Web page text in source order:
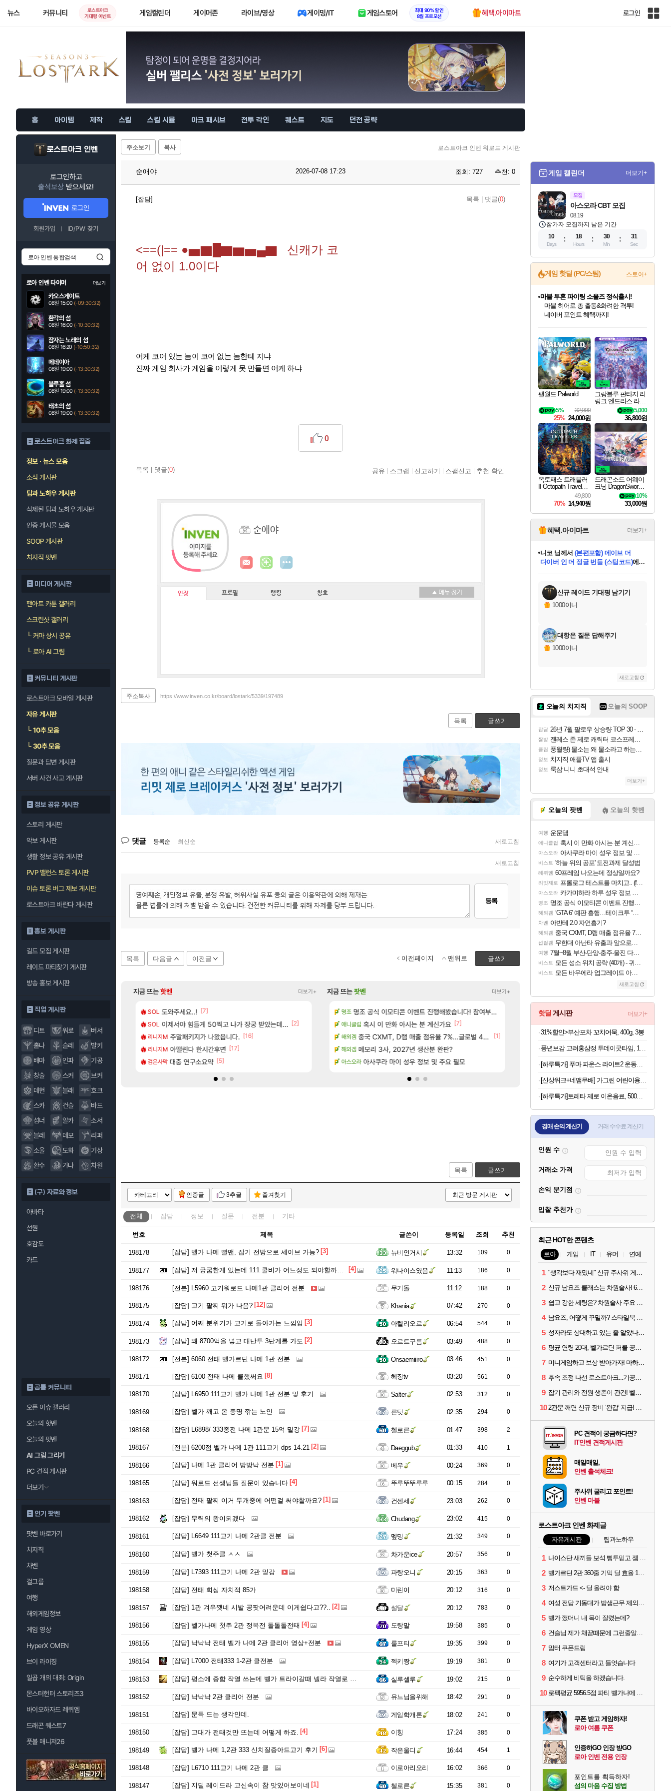
뉴스 커뮤니티
로스트아크
기대평 이벤트
게임캘린더 게이머존 라이브/영상 게이밍/IT 게임스토어
최대 90% 할인
8월 프로모션
혜택.아이마트 로그인
인
홈 아이템 제작 스킬 스킬 시뮬 아크 패시브 전투 각인 퀘스트 지도 던전 공략
로스트아크 인벤
로그인하고
출석보상 받으세요!
로그인
회원가입 ID/PW 찾기
로아 인벤 타이머 더보기
카오스게이트
08일 15:00 (-09:30:31)
환각의 섬
08일 16:00 (-10:30:31)
잠자는 노래의 섬
08일 16:20 (-10:50:31)
메데이아
08일 19:00 (-13:30:31)
블루홀 섬
08일 19:00 (-13:30:31)
태초의 섬
08일 19:00 (-13:30:31)
로스트아크 화제 집중
정보 · 뉴스 모음
소식 게시판
팁과 노하우 게시판
삭제된 팁과 노하우 게시판
인증 게시물 모음
SOOP 게시판
치지직 팟벤
미디어 게시판
팬아트 카툰 갤러리
스크린샷 갤러리
└커마 상시 공유
└로아 AI 그림
커뮤니티 게시판
로스트아크 모바일 게시판
자유 게시판
└10추 모음
└30추 모음
질문과 답변 게시판
서버 사건 사고 게시판
정보 공유 게시판
스토리 게시판
악보 게시판
생활 정보 공유 게시판
PVP 밸런스 토론 게시판
이슈 토론 버그 제보 게시판
로스트아크 바란다 게시판
홍보 게시판
길드 모집 게시판
레이드 파티찾기 게시판
방송 홍보 게시판
직업 게시판
디트 워로
버서
홀나
슬레
발키
배마
인파
기공
창술
스커
브커
데헌
블래
호크
스카
건슬
바드
섬너
알카
소서
블레
데모
리퍼
소울
도화
기상
환수
가나 차원
(구) 자료와 정보
아바타
선원
호감도
카드
공통 커뮤니티
오픈 이슈 갤러리
오늘의 핫벤
오늘의 팟벤
AI 그림 그리기
PC 견적 게시판
더보기
인기 팟벤
팟벤 바로가기
치지직
차벤
걸그룹
여행
해외게임정보
게임 영상
HyperX OMEN
브이 라이징
일곱 개의 대죄: Origin
몬스터헌터 스토리즈3
바이오하자드 레퀴엠
드래곤 퀘스트7
풋볼 매니저26
주소보기 복사 로스트아크 인벤 워로드 게시판
순애야 2026-07-08 17:23 조회: 727 추천: 0
[잡담] 목록 댓글(0)
<==(|== ●▅▇█▇▆▅▄▇ 신캐가 코
어 없이 1.0이다
어케 코어 있는 놈이 코어 없는 놈한테 지냐
진짜 게임 회사가 게임을 이렇게 못 만들면 어케 하냐
목록 댓글(0)
0
공유 스크랩 신고하기 스팸신고 추천 확인
순애야
인장 프로필 랭킹 칭호
주소복사 https://www.inven.co.kr/board/lostark/5339/197489
목록 글쓰기
댓글 등록순 최신순 새로고침
새로고침
등록
목록 다음글 이전글 글쓰기
이전페이지 맨위로
지금 뜨는핫벤 더보기+
프 클릭 미스낫네 [120]
본사에서 연락왔음
세팅 사이트 개발자입니다 [184]
호날두 노쇼사건의 진실 ㅁㅊㄷㄷㄷㄷ
진 호날두 노쇼사건의 진실 ㅁㅊㄷㄷㄷㄷ
SOL 도와주세요..! [7]
SOL 이제서야 힘들게 50찍고 나가 장궁 받았는데... [2]
리니지M 주말패키지가 나왔읍니다. [16]
리니지M 아떨린다 한시간후면 [17]
검은사막 대충 연구소요약 [5]
검은사막 풍풍풍 군왕주차가 씹이득 가성비라고 ???? [9]
오버워치 이유나 2D 일러스트 올라왔었네 [6]
FCO 02년생 헬스녀 레깅스핏 ㄷㄷ [19]
메이플 베라서버 1위길드 내 대규모 인원이탈종용 추정사건
메이플 ㅇㅂ)진짜 개웃기네 ㅋㅋ [49]
씨발 컬프프 클릭 미스낫네
메이플 파리바게트 본사에서 연락왔음 [135]
☆무료☆ 템세팅 사이트 개발자입니다
드디어 밝혀진 호날두 노쇼사건의 진실 ㅁㅊㄷㄷㄷㄷ
드디어 밝혀진 호날두 노쇼사건의 진실 ㅁㅊㄷㄷㄷㄷ
지금 뜨는팟벤 더보기+
오라 성우 정보 및 출연작 모음
소 위치 공략 (40개) - 귀환한 영혼 도전과제
츠 아키나 성우 정보 및 주요 필모
내] 남해 독일마을
[1]
로그 테스트를 마치고.. (feat. 리아)
비스트 모든 바우에라 업그레이드 아이템 획득 위치 공략 (89개)
GTA6 8월 28일 넷플릭스에서 예고편 공개 예정
아스오라 카가미하라 하루 성우 정보 및 주요 필모
비스트 모든 엘리트 골렘 위치 공략 (30개) - 방랑 결투가
비스트 모든 요리/작물 책 획득 위치 공략 (36개) - 미식가 도전과제
명조 명조 공식 이모티콘 이벤트 진행해봤습니다! 참여부터 추첨까지????
애니클립 혹시 이 만화 아시는 분 계신가요 [7]
해외겜 중국 CXMT, D램 매출 점유율 7%…글로벌 4위로 부상
[1]
해외겜 메모리 3사, 2027년 생산분 완판?
아스오라 아사쿠라 마이 성우 정보 및 주요 필모
아스오라 아스오라 성우 정보 및 출연작 모음
비스트 모든 성소 위치 공략 (40개) - 귀환한 영혼 도전과
아스오라 아키츠 아키나 성우 정보 및 주요 필모
[여행_국내] 남해 독일마을 [1]
리밋제로 프롤로그 테스트를 마치고.. (feat. 리아)
목록 글쓰기
인증글 3추글 즐겨찾기
전체 잡담 정보 질문 전분 기타
번호 제목 글쓴이 등록일 조회 추천
198178 [잡담] 벨가 나메 빨맨, 잡기 전방으로 세이브 가능? [3] 뉴비인거시 13:32 109 0
198177 [잡담] 저 궁굼한게 있는데 111 쿨비가 어느정도 되야할까요? [4] 워나이스였음 11:13 186 0
198176 [전분] L5960 고기워로드 나메1관 클리어 전분 무기돌 11:12 188 0
198175 [잡담] 고기 팔찌 뭐가 나음? [12] Khania 07:42 270 0
198174 [잡담] 어째 분위기가 고기로 돌아가는 느낌임 [3] 아켈리오르 06:54 544 0
198173 [잡담] 왜 8700억을 넣고 대난투 3단계를 가도 [2] 오르트구름 03:49 488 0
198172 [전분] 6060 전태 벨가르딘 나메 1관 전분 Onsaemiiiro 03:46 451 0
198171 [잡담] 6100 전태 나메 클했써요 [8] 헤징tv 03:20 561 0
198170 [잡담] L6950 111고기 벨가 나메 1관 전분 및 후기 Salter 02:53 312 0
198169 [잡담] 벨가 깨고 온 증명 깎는 노인 른딧 02:35 294 0
198168 [잡담] L6898/ 333종전 나메 1관문 15억 밑강 [7] 첼로른 01:47 398 2
198167 [전분] 6200점 벨가 나메 1관 111고기 dps 14.21 [2] Daeggub 01:33 410 1
198166 [잡담] 나메 1관 클리어 방방낙 전분 [1] 베우 00:24 369 0
198165 [잡담] 워로드 선생님들 질문이 있습니다 [4] 뚜루뚜뚜루루 00:15 284 0
198163 [잡담] 전태 팔찌 이거 두개중에 어떤걸 써야할까요? [1] 건센세 23:03 262 0
198162 [잡담] 무력의 왕이되겠다 Chudang 23:02 415 0
198161 [잡담] L6649 111고기 나메 2관클 전분 멮밍 21:32 349 0
198160 [잡담] 벨가 첫주클 ㅅㅅ 차가운ice 20:57 356 0
198159 [잡담] L7393 111고기 나메 2관 밑강 파랑오니 20:15 363 0
198158 [잡담] 전태 회심 자치적 85가 미린이 20:12 316 0
198157 [잡담] 1관 겨우깻네 시발 공팟어려운데 이게쉽다고??.. [2] 설달 20:12 783 0
198156 [잡담] 벨가나메 첫주 2관 정복전 돌돌돌전태 [4] 도랑말 19:58 385 0
198155 [잡담] 낙낙낙 전태 벨가 나메 2관 클리어 영상+전분 룰프티 19:35 399 0
198154 [잡담] L7000 전태333 1-2관 클전분 젝키짱 19:19 381 0
198153 [잡담] 평소에 증함 작열 쓰는데 벨가 트라이갈때 넬라 작열로 바꿀까요? 실루셀루 19:02 215 0
198152 [잡담] 낙낙낙 2관 클리어 전분 유느님을위해 18:42 291 0
198151 [잡담] 문득 드는 생각인데. 게임학개론 18:02 241 0
198150 [잡담] 고대가 전태것만 뜨는데 어떻게 하죠. [4] 이힝 17:24 385 0
198149 [잡담] 벨가 나메 1,2관 333 신치질증아드고기 후기 [6] 작은울디 16:44 454 1
198148 [잡담] L6710 111고기 나메 2관 클 이로아리오리 16:02 366 0
198147 [잡담] 지딜 레이드라 고신속이 참 맛있어보이네 [1] 첼로른 15:35 381 0
게임 캘린더 더보기+
모집
08.19
아스오라 CBT 모집
참가자 모집까지 남은 기간
10
Days
18
Hours
30
Min
30
Sec
게임 핫딜 (PC/스팀) 스토어+
최대 90% 할인가를 만나보세요!
네이버혜택과 함께 만나보세요!
50%할인&추가 적립까지!
마블 투혼 파이팅 소울즈 정식출시!
마블 히어로 총 출동&화려한 격투!
네이버 포인트 혜택까지!
귀무자: 검의 길 예약 판매 중!
네이버 혜택가와 함께 예약하세요!
할인&네이버혜택으로 만나보세요!
네이버페이 혜택과 만나보세요!
40주년 프로모션으로 만나보세요!
할인가에 만나보세요!
일부 에디션 상시 할인!
혜택으로 예약 판매 중
편안하게 충전하세요
팰월드 Palworld
32,000
5%
25% 24,000원
그랑블루 판타지 리
링크 엔드리스 라그
나로크 업그레이드
킷 Granblue Fantasy
Relink Endless Ragn
arok Upgrade Kit DL
C
5,000
36,800원
옥토패스 트래블러
II Octopath Traveler I
49,800
70% 14,940원
드래곤소드 어웨이
크닝 DragonSword A
10%
33,000원
혜택.아이마트 더보기+
교환.
당첨되셨습니다.
니코님께서 (본편포함) 데이브 더
다이버 인 더 정글 번들 (스팀코드)에
당첨되셨습니다.
당첨되셨습니다.
당첨되셨습니다.
당첨되셨습니다.
당첨되셨습니다.
에디션 (스팀코드)를 교환.
당첨되셨습니다.
신규 레이드 기대평 남기기
1000이니
대항온 질문 답해주기
1000이니
새로고침
오늘의 치지직 오늘의 SOOP
잡담 26년 7월 팔로우 상승량 TOP 30 - 월간 치지직
짤방 젠레스 존 제로 캐릭터 코스프레한 꽁주
클립 풍월량) 물소는 왜 물소라고 하는거야? 아! 그만 ㅋㅋ
정보 치지직 애플TV 앱 출시
정보 룩삼 니니 초대석 안내
더보기+
오늘의 팟벤 오늘의 핫벤
여행 운문댐
애니클립 혹시 이 만화 아시는 분 계신가요
아스오라 아사쿠라 마이 성우 정보 및 주요 필모
비스트 '하늘 위의 공포' 도전과제 달성법
레퀴엠 60프레임 나오는데 정상일까요?
리밋제로 프롤로그 테스트를 마치고.. (feat. 리아)
아스오라 카가미하라 하루 성우 정보 및 주요 필모
명조 명조 공식 이모티콘 이벤트 진행해봤습니다! 참여부터 추첨까지????
해외겜 ‘GTA 6’ 예판 흥행…테이크투 “내부 예상 크게 넘어”
차벤 아반테 2.0 자연흡기?
해외겜 중국 CXMT, D램 매출 점유율 7%…글로벌 4위로 부상
섭컬겜 무한대 아난타 유출과 앞으로의 예상 (루머)
여행 7월~8월 부산-단양-충주-울진 다녀왔어요~
비스트 모든 성소 위치 공략 (40개) - 귀환한 영혼 도전과제
비스트 모든 바우에라 업그레이드 아이템 획득 위치 공략 (89개)
새로고침
핫딜 게시판 더보기+
31%할인>부산포차 꼬치어묵, 400g, 3봉
[하루특가]토레타 제로 이온음료, 500ml, 24개
경매 손익 계산기 거래 수수료 계산기
인원 수
거래소 가격
손익 분기점
입찰 추천가
최근 HOT한 콘텐츠
로아 게임 IT 유머 연예
1 "생각보다 재밌네" 신규 주사위 게임 티카투카 호평
2 신규 남요즈 클래스는 차원술사! 6월 20일 로아온 썸머 정리
3 쉽고 강한 세팅은? 차원술사 주요 빌드와 스킬 코드
4 남요즈, 어떻게 꾸밀까? 스타일북 인기 차원술사 커스터마이즈
5 성자라도 상대하고 있는 줄 알았나? 벨가르딘 이모저모
6 평균 연령 20대, 벨가르딘 퍼클 공대 '영로티'를 만나다
7 미니게임하고 보상 받아가자! 마하라카 썸머 캠프 할 일은?
8 후속 조정 나선 로스트아크...기공사, 차원술사 하향
9 잡기 관리와 전원 생존이 관건! 벨가르딘 유물 칭호 획득방법 정리
10 2관문 깨면 신규 장비 ‘완갑’ 지급! 그림자 레이드 벨가르딘 공개
PC 견적이 궁금하다면?
IT인벤 견적게시판
매일매일,
인벤 출석체크!
주사위 굴리고 포인트!
인벤 마블
로스트아크 인벤 화제글
자유게시판 팁과노하우
1 나이스단 새끼들 보석 뻥투믿고 젬 곱창난거보면 개패고싶음 ㅋㅋ
2 벨가르딘 2관 360줄 기믹 딜 효율 100% 최적화
3 저스트가드 <- 딜 올려야 함
4 여성 전담 기동대가 밤샘근무 제외된 이유
5 벨가 깼더니 내 목이 잘렸는데?
6 건슬님 제가 채끝때문에 그런줄알겠어요
7 맘터 쿠폰드림
8 여기가 고객센터라고 들엇습니다
9 순수하게 비틱을 하겠습니다.
10 로펙평균 5956.5점 파티 벨가나메 클리어
쿠폰 받고 게임하자!
로아 여름 쿠폰
인증하GO 인장 받GO
로아 인벤 전용 인장
포인트를 획득하자!
섬의 마음 수집 방법